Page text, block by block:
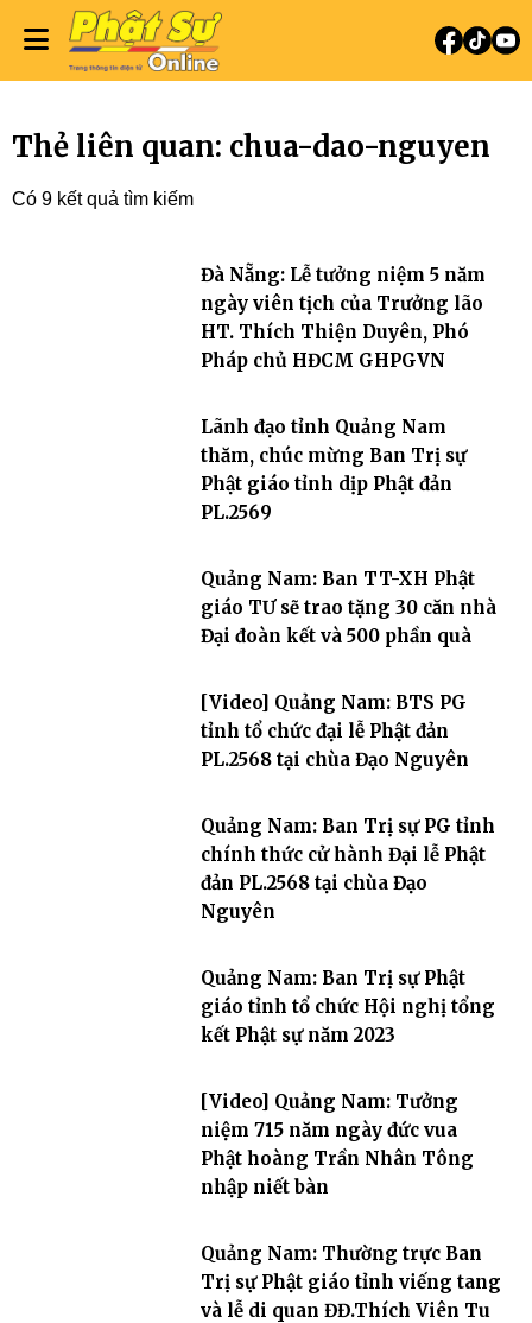
Thẻ liên quan: chua-dao-nguyen
Có 9 kết quả tìm kiếm
Đà Nẵng: Lễ tưởng niệm 5 năm
ngày viên tịch của Trưởng lão
HT. Thích Thiện Duyên, Phó
Pháp chủ HĐCM GHPGVN
Lãnh đạo tỉnh Quảng Nam
thăm, chúc mừng Ban Trị sự
Phật giáo tỉnh dịp Phật đản
PL.2569
Quảng Nam: Ban TT-XH Phật
giáo TƯ sẽ trao tặng 30 căn nhà
Đại đoàn kết và 500 phần quà
[Video] Quảng Nam: BTS PG
tỉnh tổ chức đại lễ Phật đản
PL.2568 tại chùa Đạo Nguyên
Quảng Nam: Ban Trị sự PG tỉnh
chính thức cử hành Đại lễ Phật
đản PL.2568 tại chùa Đạo
Nguyên
Quảng Nam: Ban Trị sự Phật
giáo tỉnh tổ chức Hội nghị tổng
kết Phật sự năm 2023
[Video] Quảng Nam: Tưởng
niệm 715 năm ngày đức vua
Phật hoàng Trần Nhân Tông
nhập niết bàn
Quảng Nam: Thường trực Ban
Trị sự Phật giáo tỉnh viếng tang
và lễ di quan ĐĐ.Thích Viên Tu